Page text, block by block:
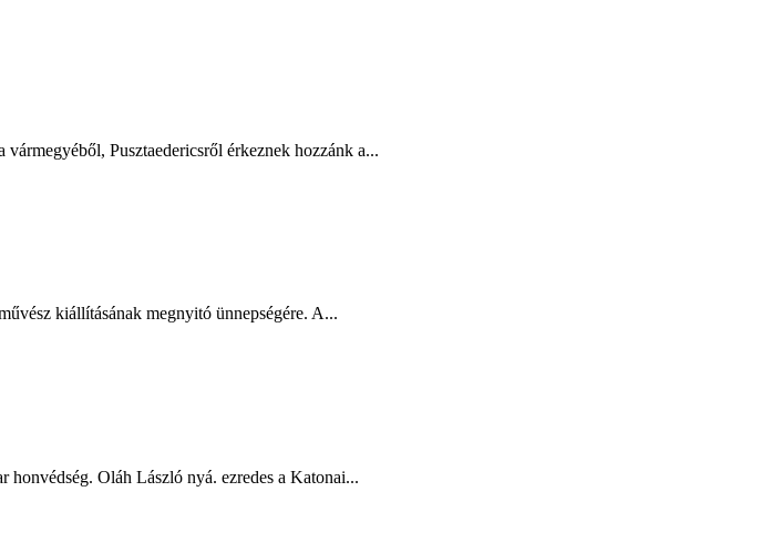
Pusztaedericsről érkeznek hozzánk a...
kiállításának megnyitó ünnepségére. A...
honvédség. Oláh László nyá. ezredes a Katonai...